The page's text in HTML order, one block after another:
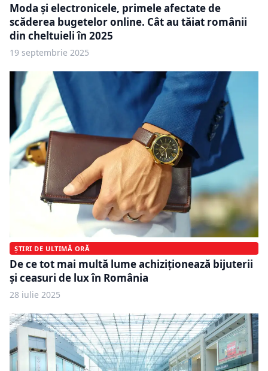
Moda și electronicele, primele afectate de
scăderea bugetelor online. Cât au tăiat românii
din cheltuieli în 2025
19 septembrie 2025
ȘTIRI DE ULTIMĂ ORĂ
De ce tot mai multă lume achiziționează bijuterii
și ceasuri de lux în România
28 iulie 2025